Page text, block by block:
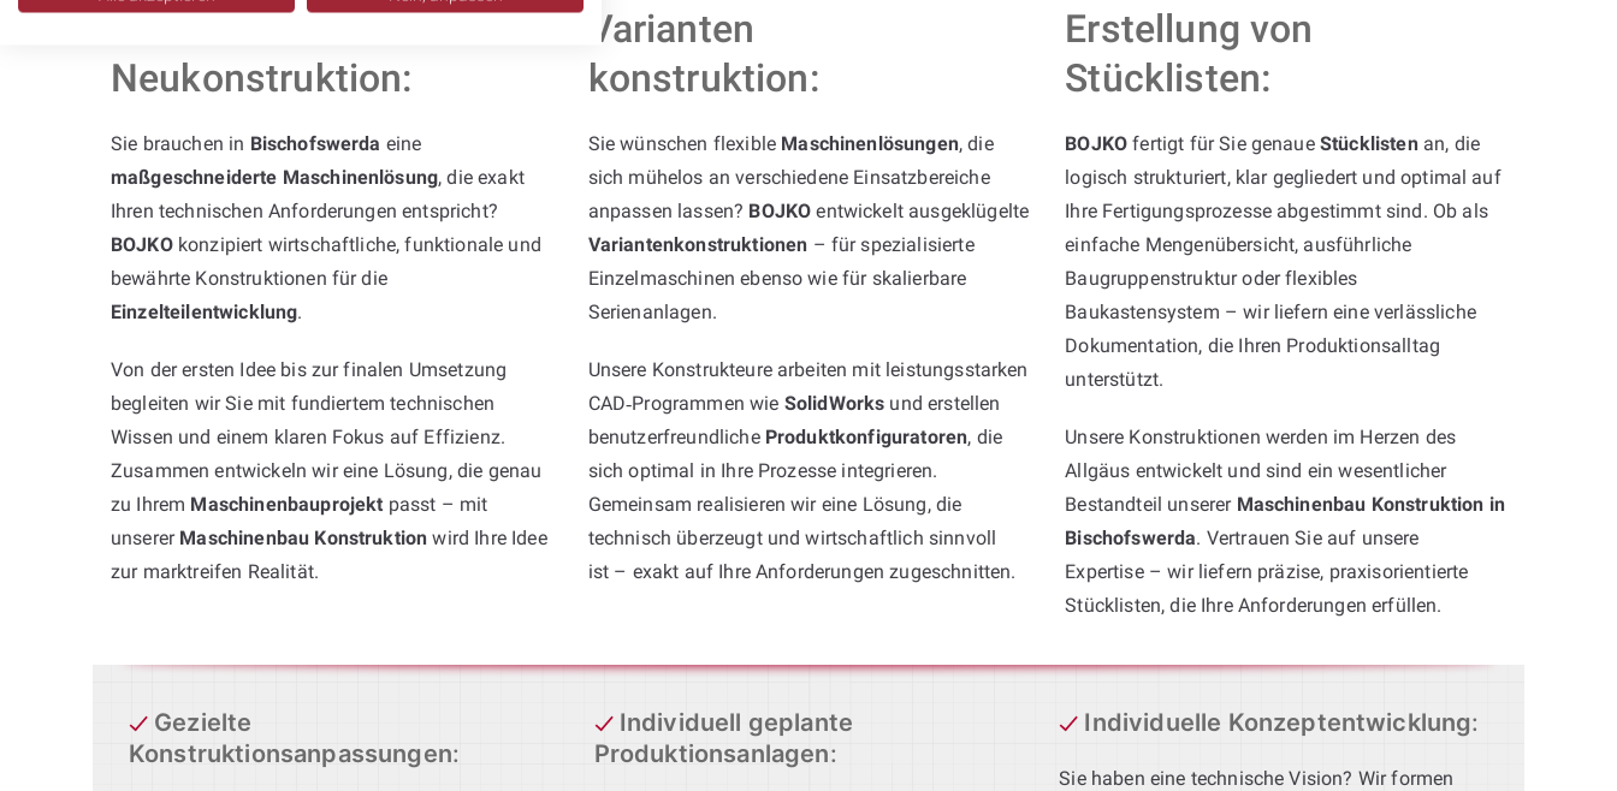
Professionelle
Neukonstruktion:
Sie brauchen in Bischofswerda eine
maßgeschneiderte Maschinenlösung, die exakt
Ihren technischen Anforderungen entspricht?
BOJKOkonzipiert wirtschaftliche, funktionale und
bewährte Konstruktionen für die
Einzelteilentwicklung.
Von der ersten Idee bis zur finalen Umsetzung
begleiten wir Sie mit fundiertem technischen
Wissen und einem klaren Fokus auf Effizienz.
Zusammen entwickeln wir eine Lösung, die genau
zu Ihrem Maschinenbauprojekt passt – mit
unserer Maschinenbau Konstruktion wird Ihre Idee
zur marktreifen Realität.
Varianten
konstruktion:
Sie wünschen flexible Maschinenlösungen, die
sich mühelos an verschiedene Einsatzbereiche
anpassen lassen? BOJKO entwickelt ausgeklügelte
Variantenkonstruktionen – für spezialisierte
Einzelmaschinen ebenso wie für skalierbare
Serienanlagen.
Unsere Konstrukteure arbeiten mit leistungsstarken
CAD‑Programmen wie SolidWorks und erstellen
benutzerfreundliche Produktkonfiguratoren, die
sich optimal in Ihre Prozesse integrieren.
Gemeinsam realisieren wir eine Lösung, die
technisch überzeugt und wirtschaftlich sinnvoll
ist – exakt auf Ihre Anforderungen zugeschnitten.
Erstellung von
Stücklisten:
BOJKO fertigt für Sie genaue Stücklistenan, die
logisch strukturiert, klar gegliedert und optimal auf
Ihre Fertigungsprozesse abgestimmt sind. Ob als
einfache Mengenübersicht, ausführliche
Baugruppenstruktur oder flexibles
Baukastensystem – wir liefern eine verlässliche
Dokumentation, die Ihren Produktionsalltag
unterstützt.
Unsere Konstruktionen werden im Herzen des
Allgäus entwickelt und sind ein wesentlicher
Bestandteil unserer Maschinenbau Konstruktion in
Bischofswerda. Vertrauen Sie auf unsere
Expertise – wir liefern präzise, praxisorientierte
Stücklisten, die Ihre Anforderungen erfüllen.
Gezielte
Konstruktionsanpassungen:
Individuell geplante
Produktionsanlagen:
Individuelle Konzeptentwicklung:
Sie haben eine technische Vision? Wir formen